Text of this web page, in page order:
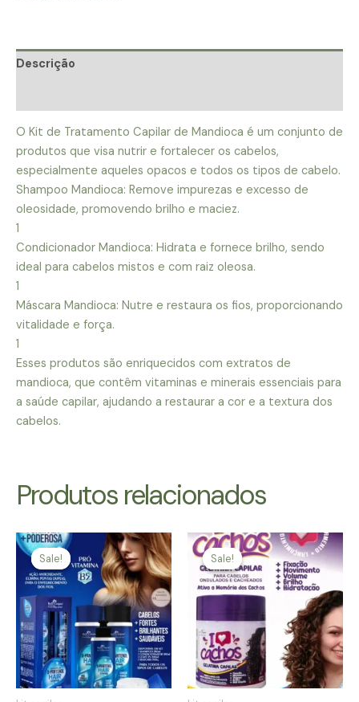
Descrição
O Kit de Tratamento Capilar de Mandioca é um conjunto de
produtos que visa nutrir e fortalecer os cabelos,
especialmente aqueles opacos e todos os tipos de cabelo.
Shampoo Mandioca: Remove impurezas e excesso de
oleosidade, promovendo brilho e maciez.
1
Condicionador Mandioca: Hidrata e fornece brilho, sendo
ideal para cabelos mistos e com raiz oleosa.
1
Máscara Mandioca: Nutre e restaura os fios, proporcionando
vitalidade e força.
1
Esses produtos são enriquecidos com extratos de
mandioca, que contêm vitaminas e minerais essenciais para
a saúde capilar, ajudando a restaurar a cor e a textura dos
cabelos.
Produtos relacionados
Sale!
Sale! Sale!
Sale!